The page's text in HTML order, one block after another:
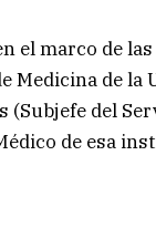
el marco de
Medicina de
(Subjefe del
de esa